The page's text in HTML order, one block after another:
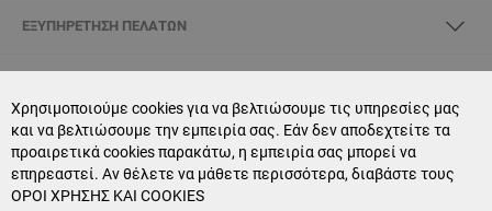
Χρησιμοποιούμε cookies για να βελτιώσουμε τις υπηρεσίες μας
και να βελτιώσουμε την εμπειρία σας. Εάν δεν αποδεχτείτε τα
προαιρετικά cookies παρακάτω, η εμπειρία σας μπορεί να
επηρεαστεί. Αν θέλετε να μάθετε περισσότερα, διαβάστε τους
ΟΡΟΙ ΧΡΗΣΗΣ ΚΑΙ COOKIES
ΕΞΥΠΗΡΈΤΗΣΗ ΠΕΛΑΤΏΝ
CONTACT US
NEWSLETTER SUBSCRIPTION